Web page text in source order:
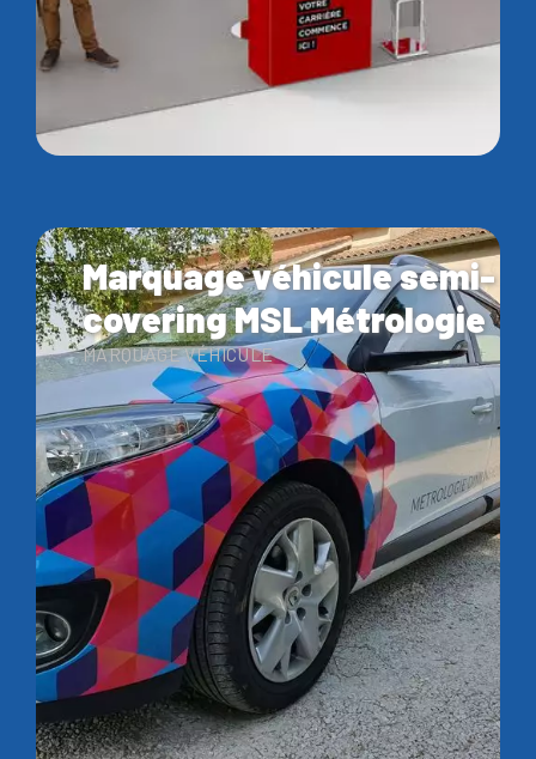
Marquage véhicule semi-
covering MSL Métrologie
MARQUAGE VÉHICULE